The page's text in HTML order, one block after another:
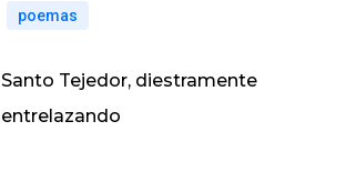
poemas
Santo Tejedor, diestramente
entrelazando